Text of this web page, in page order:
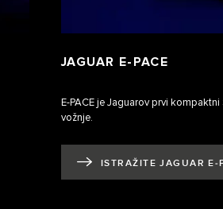
JAGUAR E‑PACE
E‑PACE je Jaguarov prvi
vožnje.
ISTRAŽITE JAGUAR